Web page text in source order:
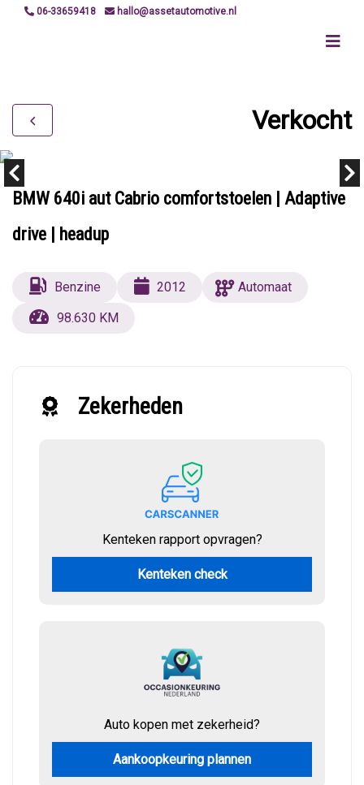
06-33659418 hallo@assetautomotive.nl
Verkocht
BMW 640i aut Cabrio comfortstoelen | Adaptive
drive | headup
Benzine 2012
Automaat
98.630 KM
Zekerheden
Kenteken rapport opvragen?
Kenteken check
Auto kopen met zekerheid?
Aankoopkeuring plannen